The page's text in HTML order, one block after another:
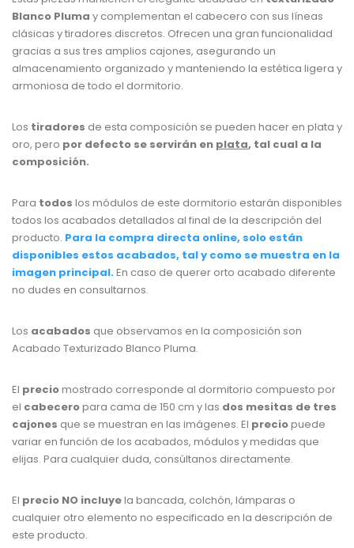
Blanco Pluma y complementan el cabecero con sus líneas
clásicas y tiradores discretos. Ofrecen una gran funcionalidad
gracias a sus tres amplios cajones, asegurando un
almacenamiento organizado y manteniendo la estética ligera y
armoniosa de todo el dormitorio.
Los tiradores de esta composición se pueden hacer en plata y
oro, pero por defecto se servirán en plata, tal cual a la
composición.
Para todos los módulos de este dormitorio estarán disponibles
todos los acabados detallados al final de la descripción del
producto. Para la compra directa online, solo están
disponibles estos acabados, tal y como se muestra en la
imagen principal.En caso de querer orto acabado diferente
no dudes en consultarnos.
Los acabados que observamos en la composición son
Acabado Texturizado Blanco Pluma.
El preciomostrado corresponde al dormitorio compuesto por
el cabeceropara cama de 150 cm y las dos mesitas de tres
cajones que se muestran en las imágenes. El preciopuede
variar en función de los acabados, módulos y medidas que
elijas. Para cualquier duda, consúltanos directamente.
El precio NO incluyela bancada, colchón, lámparas o
cualquier otro elemento no especificado en la descripción de
este producto.